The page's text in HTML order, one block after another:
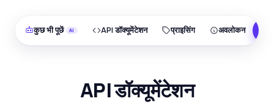
कुछ भी पूछें API डॉक्यूमेंटेशन प्राइसिंग अवलोकन
API डॉक्यूमेंटेशन